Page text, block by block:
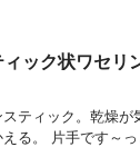
ック状ワセリ
ティック。乾燥が
る。 片手です～